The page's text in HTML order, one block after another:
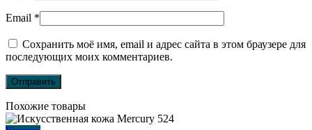
Email *
Сохранить моё имя, email и адрес сайта в этом браузере для
последующих моих комментариев.
Похожие товары